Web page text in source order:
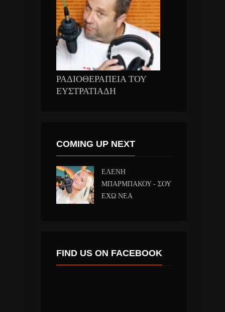
ΡΑΔΙΟΘΕΡΑΠΕΙΑ ΤΟΥ
ΕΥΣΤΡΑΤΙΑΔΗ
COMING UP NEXT
ΕΛΕΝΗ
ΜΠΑΡΜΠΑΚΟΥ - ΣΟΥ
ΕΧΩ ΝΕΑ
FIND US ON FACEBOOK